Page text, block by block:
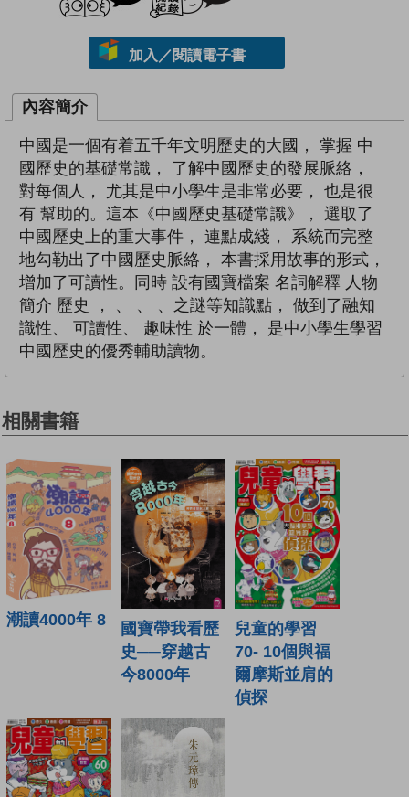
加入／閱讀電子書
內容簡介
中國是一個有着五千年文明歷史的大國， 掌握 中
國歷史的基礎常識， 了解中國歷史的發展脈絡，
對每個人， 尤其是中小學生是非常必要， 也是很
有 幫助的。這本《中國歷史基礎常識》， 選取了
中國歷史上的重大事件， 連點成綫， 系統而完整
地勾勒出了中國歷史脈絡， 本書採用故事的形式，
增加了可讀性。同時 設有國寶檔案 名詞解釋 人物
簡介 歷史 ， 、 、 、之謎等知識點， 做到了融知
識性、 可讀性、 趣味性 於一體， 是中小學生學習
中國歷史的優秀輔助讀物。
相關書籍
潮讀4000年 8
國寶帶我看歷
史──穿越古
今8000年
兒童的學習
70- 10個與福
爾摩斯並肩的
偵探